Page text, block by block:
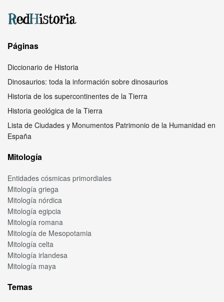
Páginas
Diccionario de Historia
Dinosaurios: toda la información sobre dinosaurios
Historia de los supercontinentes de la Tierra
Historia geológica de la Tierra
Lista de Ciudades y Monumentos Patrimonio de la Humanidad en
España
Mitología
Entidades cósmicas primordiales
Mitología griega
Mitología nórdica
Mitología egipcia
Mitología romana
Mitología de Mesopotamia
Mitología celta
Mitología irlandesa
Mitología maya
Temas